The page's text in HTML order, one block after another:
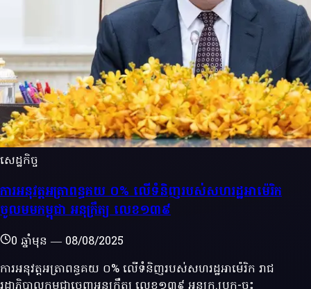
សេដ្ឋកិច្ច
ការអនុវត្តអត្រាពន្ធគយ ០% លើទំនិញរបស់សហរដ្ឋអាម៉េរិក
ចូលមមកម្ពុជា អនុក្រឹត្យ លេខ១៣៩
0 ឆ្នាំមុន — 08/08/2025
ការអនុវត្តអត្រាពន្ធគយ ០% លើទំនិញរបស់សហរដ្ឋអាម៉េរិក រាជ